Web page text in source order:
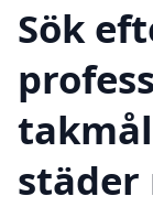
Sök
städer